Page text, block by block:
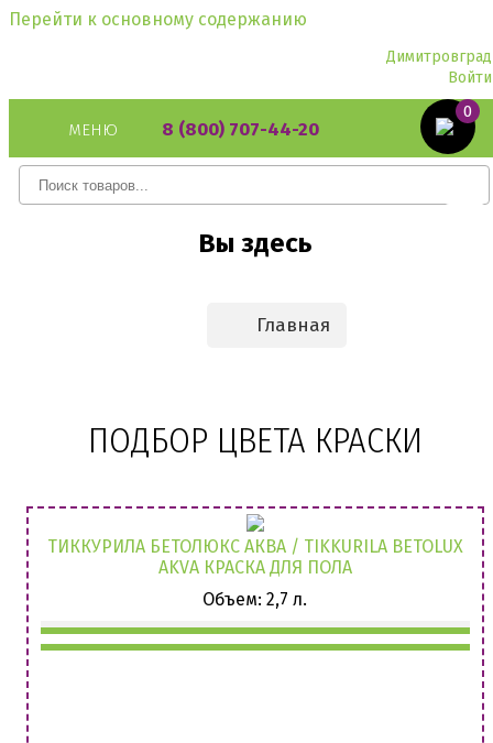
Перейти к основному содержанию
Димитровград
Войти
МЕНЮ 8 (800) 707-44-20
0
Вы здесь
Главная
ПОДБОР ЦВЕТА КРАСКИ
ТИККУРИЛА БЕТОЛЮКС АКВА / TIKKURILA BETOLUX
AKVA КРАСКА ДЛЯ ПОЛА
Объем: 2,7 л.